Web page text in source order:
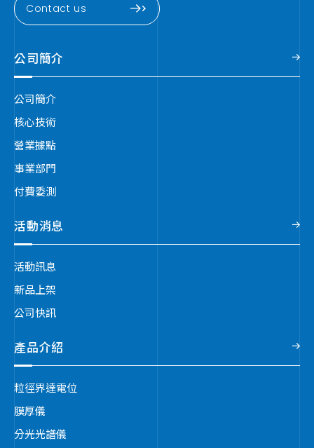
Contact us
公司簡介
公司簡介
核心技術
營業據點
事業部門
付費委測
活動消息
活動訊息
新品上架
公司快訊
產品介紹
粒徑界達電位
膜厚儀
分光光譜儀